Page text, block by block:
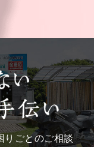
りごとのご相談